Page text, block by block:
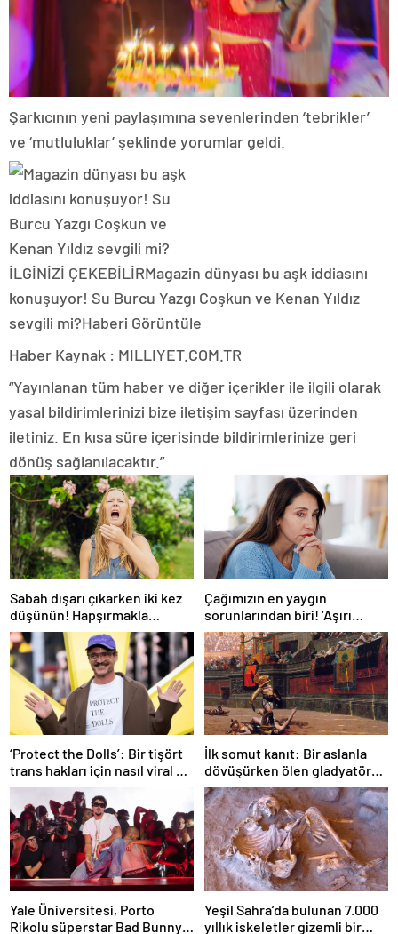
Şarkıcının yeni paylaşımına sevenlerinden ‘tebrikler’
ve ‘mutluluklar’ şeklinde yorumlar geldi.
İLGİNİZİ ÇEKEBİLİRMagazin dünyası bu aşk iddiasını
konuşuyor! Su Burcu Yazgı Coşkun ve Kenan Yıldız
sevgili mi?Haberi Görüntüle
Haber Kaynak : MILLIYET.COM.TR
“Yayınlanan tüm haber ve diğer içerikler ile ilgili olarak
yasal bildirimlerinizi bize iletişim sayfası üzerinden
iletiniz. En kısa süre içerisinde bildirimlerinize geri
dönüş sağlanılacaktır.”
Sabah dışarı çıkarken iki kez
düşünün! Hapşırmakla
başlayıp astıma
dönüşebiliyor
Çağımızın en yaygın
sorunlarından biri! ‘Aşırı
düşünmeyle başa çıkmak
mümkün’
‘Protect the Dolls’: Bir tişört
trans hakları için nasıl viral bir
sembol haline geldi?
İlk somut kanıt: Bir aslanla
dövüşürken ölen gladyatörün
iskeleti bulundu
Yale Üniversitesi, Porto
Rikolu süperstar Bad Bunny
Yeşil Sahra’da bulunan 7.000
yıllık iskeletler gizemli bir